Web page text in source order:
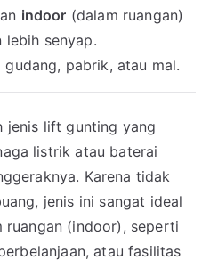
indoor (dalam ruangan)
lebih senyap.
pabrik, atau mal.
jenis lift gunting yang
listrik atau baterai
Karena tidak
jenis ini sangat ideal
ruangan (indoor), seperti
atau fasilitas